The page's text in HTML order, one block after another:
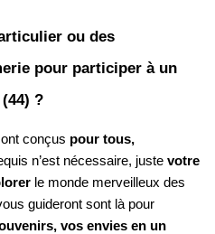
ou des
pour participer à un
?
conçus pour tous,
n’est nécessaire, juste votre
le monde merveilleux des
guideront sont là pour
vos envies en un